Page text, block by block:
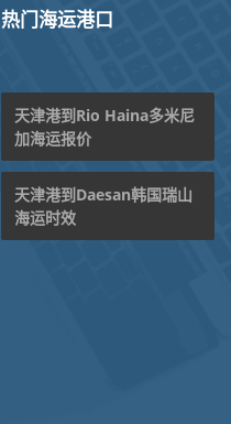
热门海运港口
天津港到Rio Haina多米尼
加海运报价
天津港到Daesan韩国瑞山
海运时效